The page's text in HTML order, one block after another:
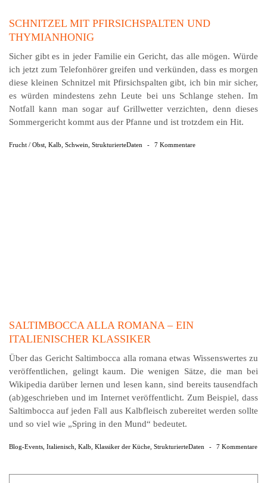
SCHNITZEL MIT PFIRSICHSPALTEN UND
THYMIANHONIG
Sicher gibt es in jeder Familie ein Gericht, das alle mögen. Würde
ich jetzt zum Telefonhörer greifen und ver­künden, dass es morgen
diese kleinen Schnitzel mit Pfirsich­spalten gibt, ich bin mir sicher,
es würden mindes­tens zehn Leute bei uns Schlange stehen. Im
Notfall kann man sogar auf Grillwetter verzichten, denn dieses
Sommergericht kommt aus der Pfanne und ist trotzdem ein Hit.
Frucht / Obst Kalb Schwein StrukturierteDaten - 7 Kommentare
SALTIMBOCCA ALLA ROMANA – EIN
ITALIENISCHER KLASSIKER
Über das Gericht Saltimbocca alla romana etwas Wissenswertes zu
veröffentlichen, gelingt kaum. Die wenigen Sätze, die man bei
Wikipedia darüber lernen und lesen kann, sind bereits tausendfach
(ab)ge­schrieben und im Internet veröffentlicht. Zum Beispiel, dass
Saltimbocca auf jeden Fall aus Kalbfleisch zubereitet werden sollte
und so viel wie „Spring in den Mund“ bedeutet.
Blog-Events Italienisch Kalb Klassiker der Küche StrukturierteDaten - 7 Kommentare